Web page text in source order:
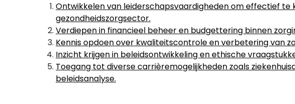
Ontwikkelen van leiderschapsvaardigheden om effectief te
gezondheidszorgsector.
Verdiepen in financieel beheer en budgettering binnen
Kennis opdoen over kwaliteitscontrole en verbetering van
Inzicht krijgen in beleidsontwikkeling en ethische
Toegang tot diverse carrièremogelijkheden zoals
beleidsanalyse.